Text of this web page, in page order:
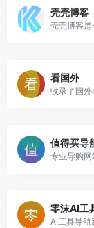
壳壳博客
看国外
收录了国
值得买导
零沫AI工
AI工具导航